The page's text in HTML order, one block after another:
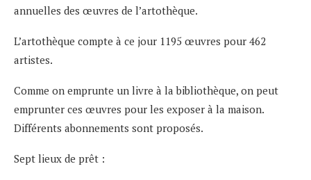
annuelles des œuvres de l’artothèque.
L’artothèque compte à ce jour 1195 œuvres pour 462
artistes.
Comme on emprunte un livre à la bibliothèque, on peut
emprunter ces œuvres pour les exposer à la maison.
Différents abonnements sont proposés.
Sept lieux de prêt :